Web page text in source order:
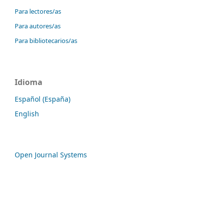
Para lectores/as
Para autores/as
Para bibliotecarios/as
Idioma
Español (España)
English
Open Journal Systems